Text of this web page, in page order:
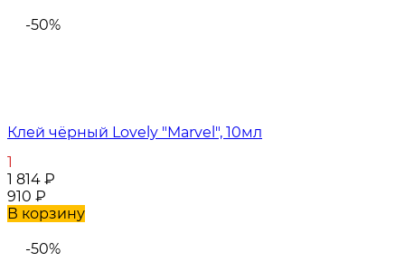
-50%
Клей чёрный Lovely "Marvel", 10мл
1
1 814 ₽
910 ₽
В корзину
-50%